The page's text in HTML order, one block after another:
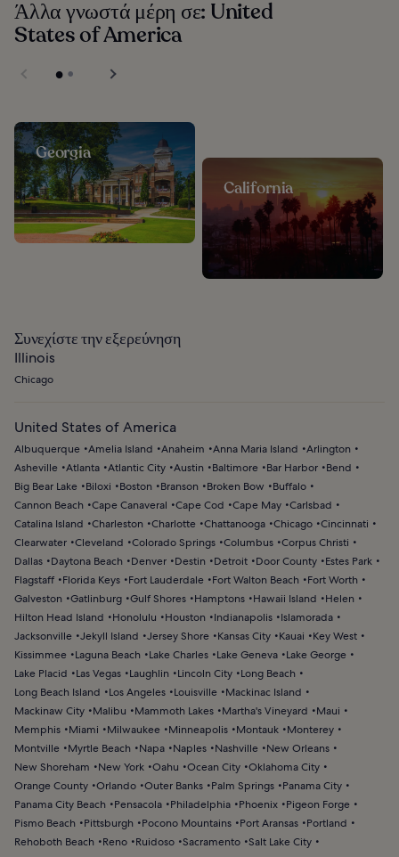
Άλλα γνωστά μέρη σε: United
States of America
Georgia
California
Συνεχίστε την εξερεύνηση
Illinois
Chicago
United States of America
Albuquerque Amelia Island Anaheim Anna Maria Island
Arlington
Asheville Atlanta Atlantic City Austin Baltimore Bar Harbor
Bend
Big Bear Lake
Biloxi Boston Branson Broken Bow
Buffalo
Cannon Beach
Cape Canaveral Cape Cod Cape May Carlsbad
Catalina Island
Charleston Charlotte Chattanooga Chicago Cincinnati
Clearwater Cleveland Colorado Springs Columbus Corpus Christi
Dallas
Daytona Beach Denver Destin Detroit Door County
Estes Park
Flagstaff
Florida Keys Fort Lauderdale Fort Walton Beach
Fort Worth
Galveston
Gatlinburg Gulf Shores Hamptons Hawaii Island
Helen
Hilton Head Island
Honolulu Houston Indianapolis
Islamorada
Jacksonville Jekyll Island Jersey Shore Kansas City Kauai
Key West
Kissimmee
Laguna Beach Lake Charles Lake Geneva
Lake George
Lake Placid
Las Vegas Laughlin Lincoln City
Long Beach
Long Beach Island
Los Angeles Louisville
Mackinac Island
Mackinaw City
Malibu Mammoth Lakes Martha's Vineyard
Maui
Memphis
Miami Milwaukee Minneapolis Montauk
Monterey
Montville
Myrtle Beach Napa Naples Nashville
New Orleans
New Shoreham
New York Oahu Ocean City Oklahoma City
Orange County Orlando Outer Banks Palm Springs
Panama City
Panama City Beach
Pensacola Philadelphia Phoenix
Pigeon Forge
Pismo Beach
Pittsburgh Pocono Mountains Port Aransas
Portland
Rehoboth Beach
Reno Ruidoso Sacramento Salt Lake City